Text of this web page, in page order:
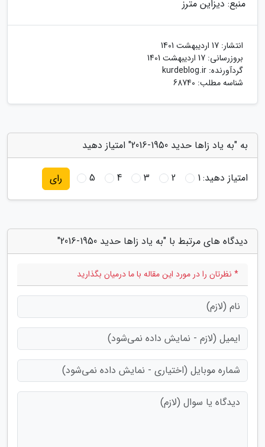
منبع: دیزاین مترز
انتشار: 17 اردیبهشت 1401
بروزرسانی: 17 اردیبهشت 1401
گردآورنده: kurdeblog.ir
شناسه مطلب: 68740
به "به یاد زاها حدید 1950-2016" امتیاز دهید
امتیاز دهید:1
2
3
4
5 رای
دیدگاه های مرتبط با "به یاد زاها حدید 1950-2016"
* نظرتان را در مورد این مقاله با ما درمیان بگذارید